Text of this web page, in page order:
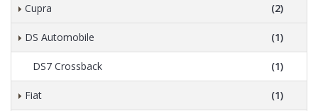
Cupra (2)
DS Automobile (1)
DS7 Crossback (1)
Fiat (1)